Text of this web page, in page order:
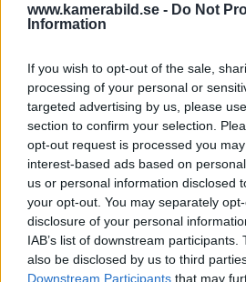
www.kamerabild.se - Do Not
Information
If you wish to opt-out of the sale,
processing of your personal or
targeted advertising by us, please
section to confirm your selection.
opt-out request is processed you
interest-based ads based on
us or personal information disclosed
your opt-out. You may separately
disclosure of your personal
IAB’s list of downstream
also be disclosed by us to third
Downstream Participants that may
fågel,
F3 Foto –
fotodagar
Lund &
Dolby